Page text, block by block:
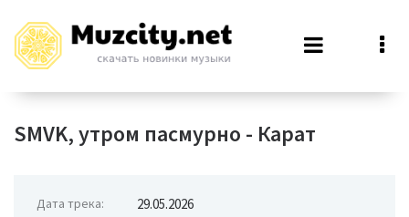
SMVK, утром пасмурно - Карат
Дата трека: 29.05.2026